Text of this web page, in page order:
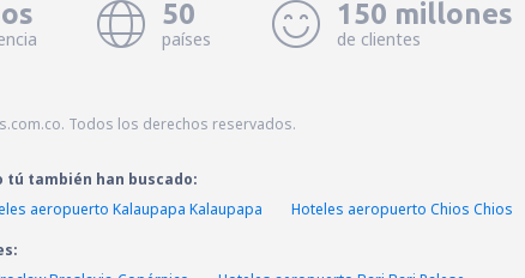
50
países
150 millones
de clientes
Todos los derechos reservados.
tú también han buscado:
aeropuerto Kalaupapa Kalaupapa Hoteles aeropuerto Chios Chios